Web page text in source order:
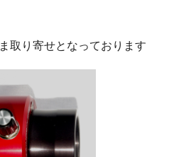
取り寄せとなっております